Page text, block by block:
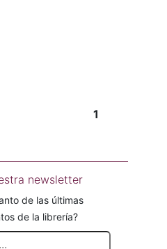
1
newsletter
de las últimas
de la librería?